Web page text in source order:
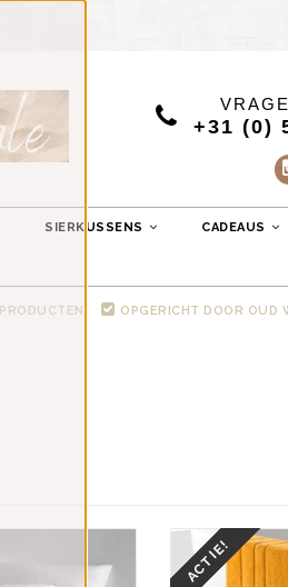
+31 (0)
SIERKUSSENS CADEAUS
OPGERICHT DOOR OUD
ACTIE!